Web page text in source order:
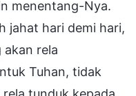
menentang-Nya.
jahat hari demi hari,
rela
Tuhan, tidak